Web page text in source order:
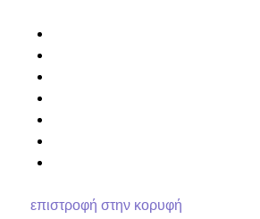
επιστροφή στην κορυφή